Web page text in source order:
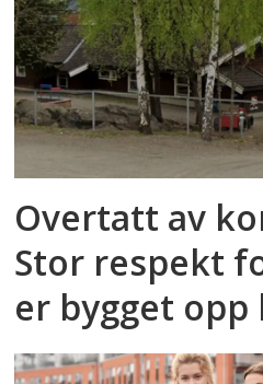
Overtatt av
Stor respekt
er bygget opp